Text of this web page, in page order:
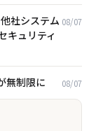
社システム
ュリティ
08/07
無制限に 08/07